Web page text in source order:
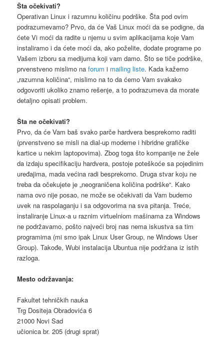
Šta očekivati?
Operativan Linux i razumnu količinu podrške. Šta pod ovim
podrazumevamo? Prvo, da će Vaš Linux moći da se podigne, da
ćete Vi moći da radite u njemu u svim aplikacijama koje Vam
instaliramo i da ćete moći da, ako poželite, dodate programe po
Vašem izboru sa medijuma koji vam damo. Što se tiče podrške,
prvenstveno mislimo naforum i mailing liste. Kada kažemo
„razumna količina“, mislimo na to da ćemo Vam svakako
odgovoriti ukoliko znamo rešenje, a to podrazumeva da morate
detaljno opisati problem.
Šta ne očekivati?
Prvo, da će Vam baš svako parče hardvera besprekorno raditi
(prvenstveno se misli na dial-up modeme i hibridne grafičke
kartice u nekim laptopovima). Zbog toga što kompanije ne žele
da izdaju specifikaciju hardvera, postoje poteškoće sa pojedinim
uređajima, mada većina radi besprekorno. Druga stvar koju ne
treba da očekujete je „neograničena količina podrške“. Kako
nama ovo nije posao, ne može se očekivati da Vam budemo
uvek na raspolaganju i sa odgovorima na sva pitanja. Treće,
instaliranje Linux-a u raznim virtuelniom mašinama za Windows
ne podržavamo, pošto najveći broj nas nema iskustva sa tim
programima (mi smo ipak Linux User Group, ne Windows User
Group). Takođe, Wubi instalacija Ubuntua nije podržana iz istih
razloga.
Mesto održavanja:
Fakultet tehničkih nauka
Trg Dositeja Obradovića 6
21000 Novi Sad
učionica br. 205 (drugi sprat)